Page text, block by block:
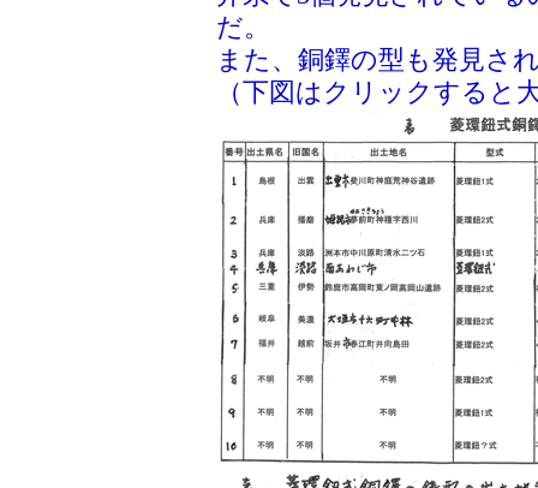
だ。
また、銅鐸の型も発見さ
（下図はクリックすると